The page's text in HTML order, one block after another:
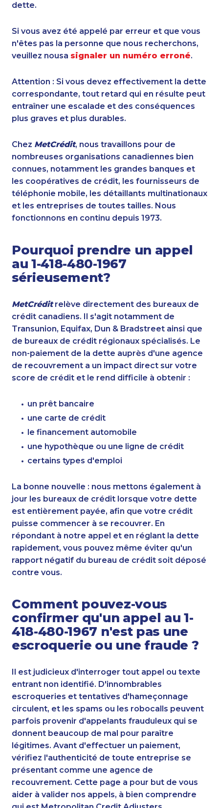
dette.
Si vous avez été appelé par erreur et que vous
n'êtes pas la personne que nous recherchons,
veuillez nousa signaler un numéro erroné.
Attention : Si vous devez effectivement la dette
correspondante, tout retard qui en résulte peut
entraîner une escalade et des conséquences
plus graves et plus durables.
Chez MetCrédit, nous travaillons pour de
nombreuses organisations canadiennes bien
connues, notamment les grandes banques et
les coopératives de crédit, les fournisseurs de
téléphonie mobile, les détaillants multinationaux
et les entreprises de toutes tailles. Nous
fonctionnons en continu depuis 1973.
Pourquoi prendre un appel
au 1-418-480-1967
sérieusement?
MetCréditrelève directement des bureaux de
crédit canadiens. Il s'agit notamment de
Transunion, Equifax, Dun & Bradstreet ainsi que
de bureaux de crédit régionaux spécialisés. Le
non-paiement de la dette auprès d'une agence
de recouvrement a un impact direct sur votre
score de crédit et le rend difficile à obtenir :
un prêt bancaire
une carte de crédit
le financement automobile
une hypothèque ou une ligne de crédit
certains types d'emploi
La bonne nouvelle : nous mettons également à
jour les bureaux de crédit lorsque votre dette
est entièrement payée, afin que votre crédit
puisse commencer à se recouvrer. En
répondant à notre appel et en réglant la dette
rapidement, vous pouvez même éviter qu'un
rapport négatif du bureau de crédit soit déposé
contre vous.
Comment pouvez-vous
confirmer qu'un appel au 1-
418-480-1967 n'est pas une
escroquerie ou une fraude ?
Il est judicieux d'interroger tout appel ou texte
entrant non identifié. D'innombrables
escroqueries et tentatives d'hameçonnage
circulent, et les spams ou les robocalls peuvent
parfois provenir d'appelants frauduleux qui se
donnent beaucoup de mal pour paraître
légitimes. Avant d'effectuer un paiement,
vérifiez l'authenticité de toute entreprise se
présentant comme une agence de
recouvrement. Cette page a pour but de vous
aider à valider nos appels, à bien comprendre